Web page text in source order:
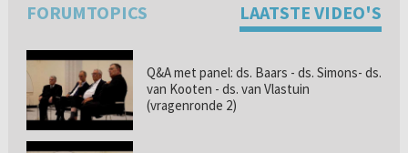
FORUMTOPICS LAATSTE VIDEO'S
Q&A met panel: ds. Baars - ds. Simons- ds.
van Kooten - ds. van Vlastuin
(vragenronde 2)